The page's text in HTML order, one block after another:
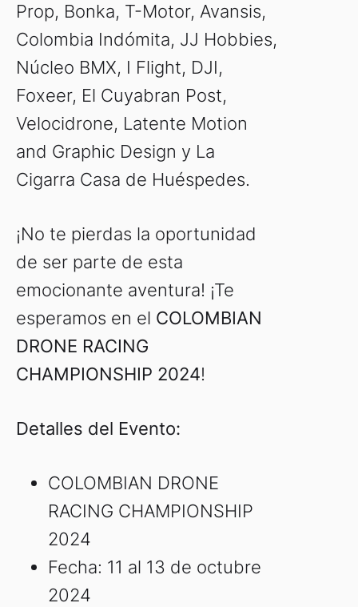
Prop, Bonka, T-Motor, Avansis,
Colombia Indómita, JJ Hobbies,
Núcleo BMX, I Flight, DJI,
Foxeer, El Cuyabran Post,
Velocidrone, Latente Motion
and Graphic Design y La
Cigarra Casa de Huéspedes.
¡No te pierdas la oportunidad
de ser parte de esta
emocionante aventura! ¡Te
esperamos en el COLOMBIAN
DRONE RACING
CHAMPIONSHIP 2024!
Detalles del Evento:
COLOMBIAN DRONE
RACING CHAMPIONSHIP
2024
Fecha: 11 al 13 de octubre
2024